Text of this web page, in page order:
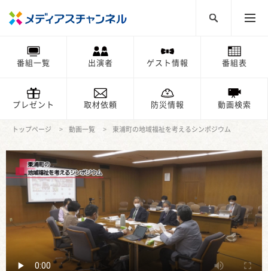
番組一覧 出演者 ゲスト情報 番組表
プレゼント 取材依頼 防災情報 動画検索
トップページ 動画一覧 東浦町の地域福祉を考えるシンポジウム